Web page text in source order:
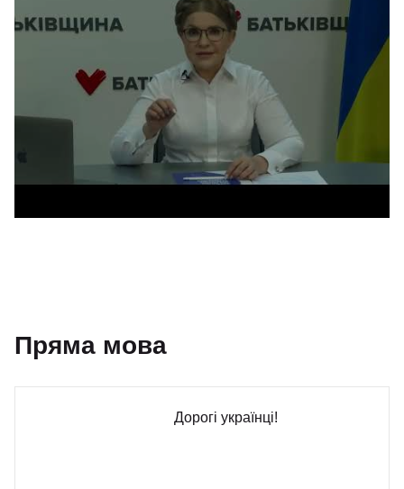
Пряма мова
Дорогі українці!